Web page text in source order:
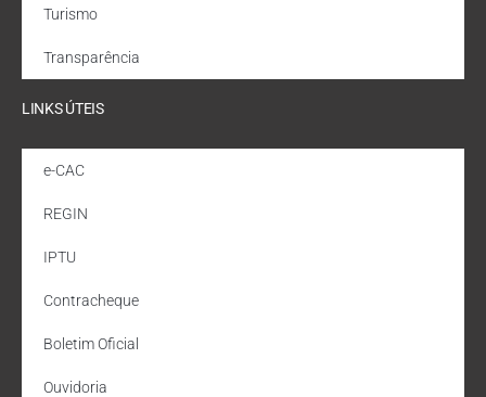
Turismo
Transparência
LINKS ÚTEIS
e-CAC
REGIN
IPTU
Contracheque
Boletim Oficial
Ouvidoria